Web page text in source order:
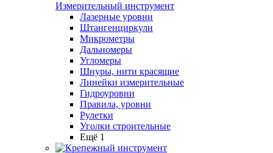
Измерительный инструмент
Лазерные уровни
Штангенциркули
Микрометры
Дальномеры
Угломеры
Шнуры, нити красящие
Линейки измерительные
Гидроуровни
Правила, уровни
Рулетки
Уголки строительные
Ещё 1